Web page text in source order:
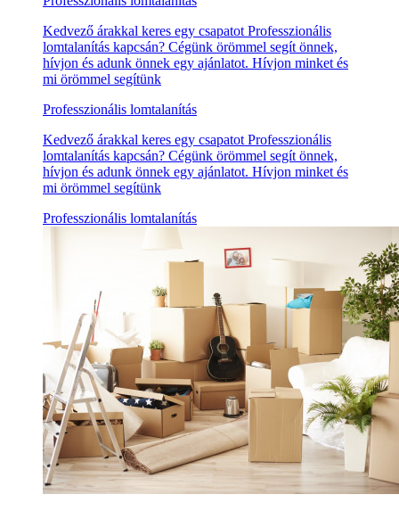
Kedvező árakkal keres egy csapatot Professzionális
lomtalanítás kapcsán? Cégünk örömmel segít önnek,
hívjon és adunk önnek egy ajánlatot. Hívjon minket és
mi örömmel segítünk
Professzionális lomtalanítás
Kedvező árakkal keres egy csapatot Professzionális
lomtalanítás kapcsán? Cégünk örömmel segít önnek,
hívjon és adunk önnek egy ajánlatot. Hívjon minket és
mi örömmel segítünk
Professzionális lomtalanítás